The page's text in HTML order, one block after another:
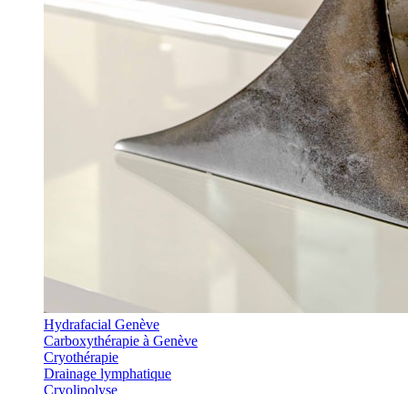
Hydrafacial Genève
Carboxythérapie à Genève
Cryothérapie
Drainage lymphatique
Cryolipolyse